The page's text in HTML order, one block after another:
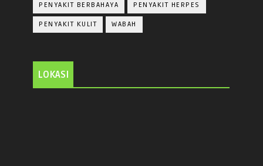
PENYAKIT BERBAHAYA PENYAKIT HERPES
PENYAKIT KULIT WABAH
LOKASI